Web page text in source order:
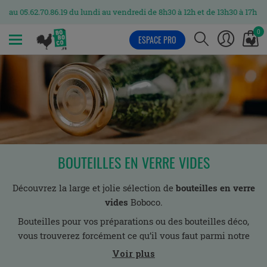
du lundi au vendredi de 8h30 à 12h et de 13h30 à 17h
MENU
0
ESPACE PRO
BOUTEILLES EN VERRE VIDES
Découvrez la large et jolie sélection de bouteilles en verre
vides Boboco.
Bouteilles pour vos préparations ou des bouteilles déco,
vous trouverez forcément ce qu’il vous faut parmi notre
collection de bouteilles avec bouchons.
Voir plus